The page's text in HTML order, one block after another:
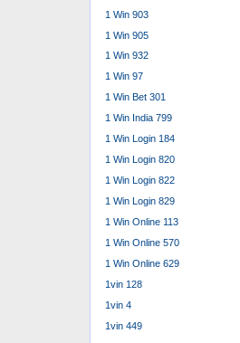
1 Win 903
1 Win 905
1 Win 932
1 Win 97
1 Win Bet 301
1 Win India 799
1 Win Login 184
1 Win Login 820
1 Win Login 822
1 Win Login 829
1 Win Online 113
1 Win Online 570
1 Win Online 629
1vin 128
1vin 4
1vin 449